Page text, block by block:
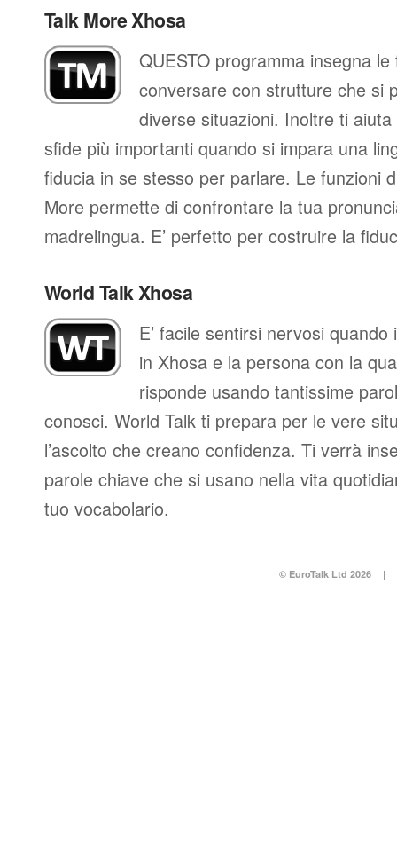
Talk More Xhosa
QUESTO programma insegna
conversare con strutture che si
diverse situazioni. Inoltre ti
sfide più importanti quando si impara una
fiducia in se stesso per parlare. Le funzioni
More permette di confrontare la tua
madrelingua. E’ perfetto per costruire la
World Talk Xhosa
E’ facile sentirsi nervosi
in Xhosa e la persona con la
risponde usando tantissime
conosci. World Talk ti prepara per le vere
l’ascolto che creano confidenza. Ti verrà
parole chiave che si usano nella vita
tuo vocabolario.
© EuroTalk Ltd 2026 |